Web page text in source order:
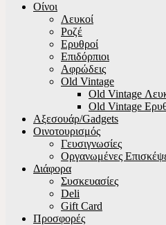
Οίνοι
Λευκοί
Ροζέ
Ερυθροί
Επιδόρπιοι
Αφρώδεις
Old Vintage
Old Vintage
Old Vintage
Αξεσουάρ/Gadgets
Οινοτουρισμός
Γευσιγνωσίες
Οργανωμένες
Διάφορα
Συσκευασίες
Deli
Gift Card
Προσφορές